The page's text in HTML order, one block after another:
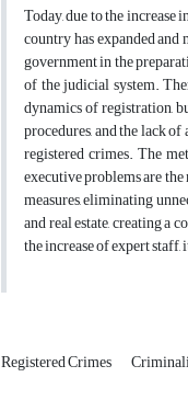
Today, due to the
country has expanded
government in the
of the judicial system.
dynamics of registration,
procedures, and the lack
registered crimes. The
executive problems are
measures, eliminating
and real estate, creating a
the increase of expert
Registered Crimes